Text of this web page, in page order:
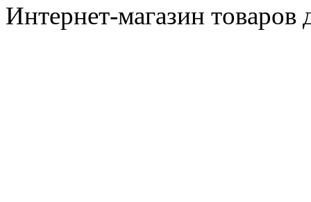
Интернет-магазин